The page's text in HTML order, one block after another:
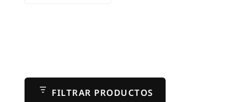
la
FILTRAR PRODUCTOS